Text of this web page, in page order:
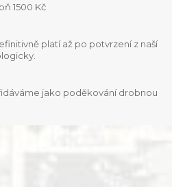
1500 Kč
platí až po potvrzení z naší
jako poděkování drobnou